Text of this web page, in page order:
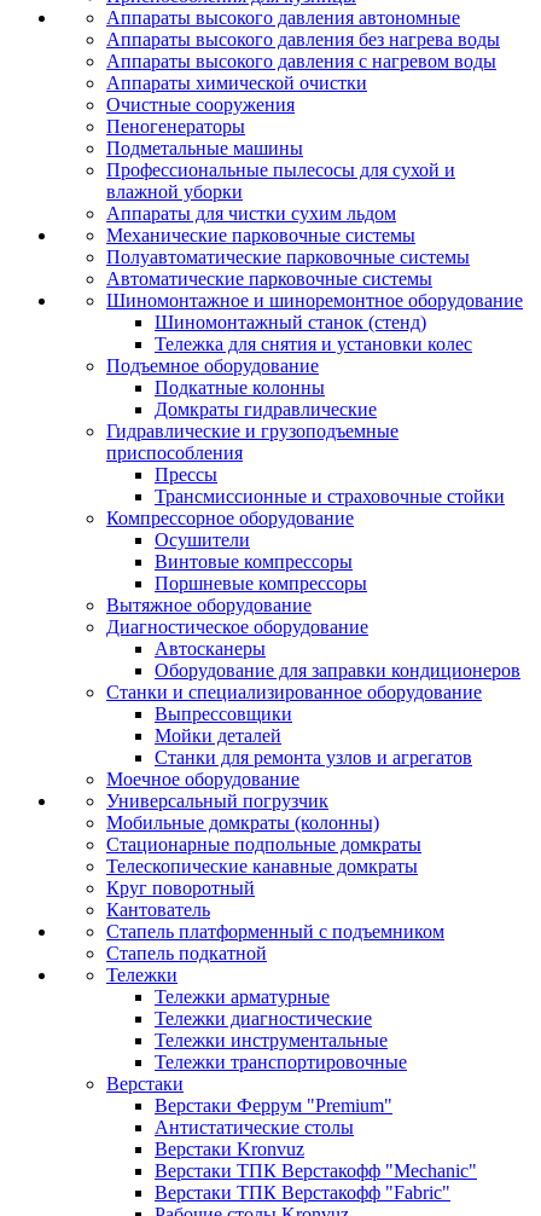
Аппараты высокого давления автономные
Аппараты высокого давления без нагрева воды
Аппараты высокого давления с нагревом воды
Аппараты химической очистки
Очистные сооружения
Пеногенераторы
Подметальные машины
Профессиональные пылесосы для сухой и
влажной уборки
Аппараты для чистки сухим льдом
Механические парковочные системы
Полуавтоматические парковочные системы
Автоматические парковочные системы
Шиномонтажное и шиноремонтное оборудование
Шиномонтажный станок (стенд)
Тележка для снятия и установки колес
Подъемное оборудование
Подкатные колонны
Домкраты гидравлические
Гидравлические и грузоподъемные
приспособления
Прессы
Трансмиссионные и страховочные стойки
Компрессорное оборудование
Осушители
Винтовые компрессоры
Поршневые компрессоры
Вытяжное оборудование
Диагностическое оборудование
Автосканеры
Оборудование для заправки кондиционеров
Станки и специализированное оборудование
Выпрессовщики
Мойки деталей
Станки для ремонта узлов и агрегатов
Моечное оборудование
Универсальный погрузчик
Мобильные домкраты (колонны)
Стационарные подпольные домкраты
Телескопические канавные домкраты
Круг поворотный
Кантователь
Стапель платформенный с подъемником
Стапель подкатной
Тележки
Тележки арматурные
Тележки диагностические
Тележки инструментальные
Тележки транспортировочные
Верстаки
Верстаки Феррум "Premium"
Антистатические столы
Верстаки Kronvuz
Верстаки ТПК Верстакофф "Mechanic"
Верстаки ТПК Верстакофф "Fabric"